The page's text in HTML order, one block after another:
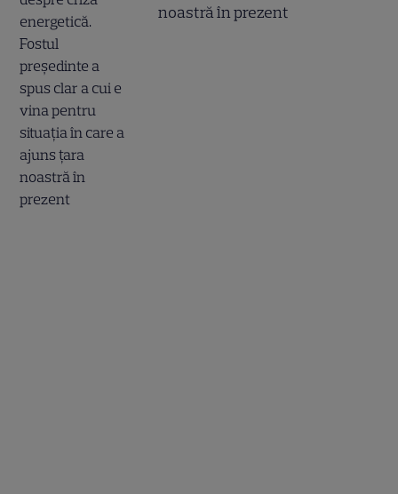
noastră în prezent